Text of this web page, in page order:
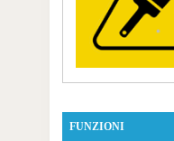
FUNZIONI